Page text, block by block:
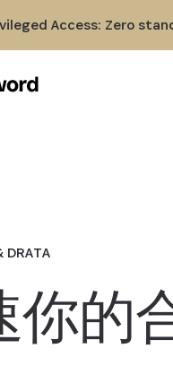
Access: Zero
DRATA
你的